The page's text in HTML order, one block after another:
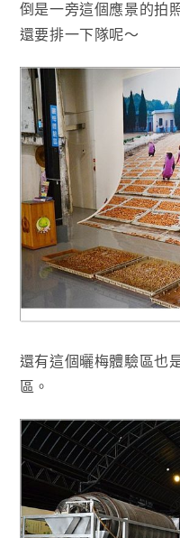
倒是一旁這個應景的拍
還要排一下隊呢～
還有這個曬梅體驗區也
區 。